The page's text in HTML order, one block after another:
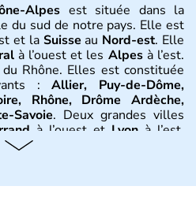
Alpes est située dans la
du sud de notre pays. Elle est
et la Suisse au Nord-est. Elle
à l’ouest et les Alpesà l’est.
Rhône. Elles est constituée
:Allier, Puy-de-Dôme,
Rhône, Drôme Ardèche,
Savoie. Deux grandes villes
à l’ouest et Lyon à l’est.
importance dans la région
au Nord-Est par le climat